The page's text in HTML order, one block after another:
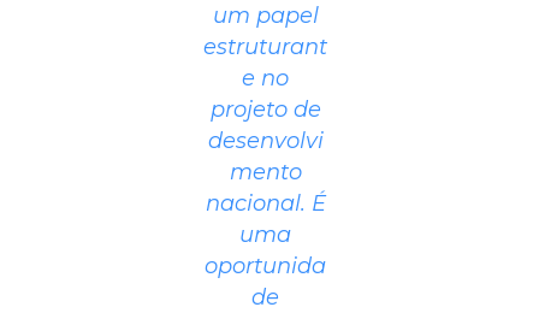
um papel
estruturant
e no
projeto de
desenvolvi
mento
nacional. É
uma
oportunida
de